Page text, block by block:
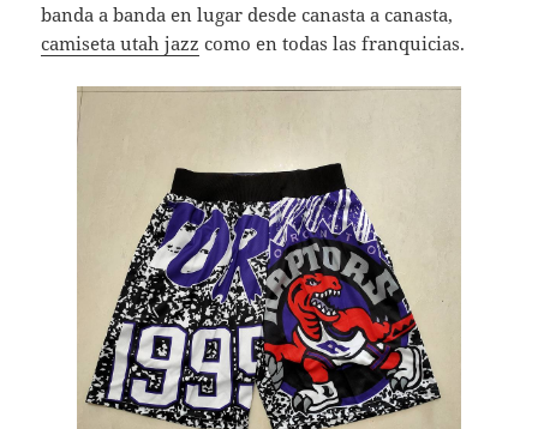
banda a banda en lugar desde canasta a canasta,
camiseta utah jazz como en todas las franquicias.